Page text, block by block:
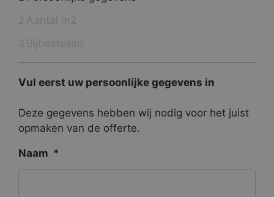
Vul eerst uw persoonlijke gegevens in
Deze gegevens hebben wij nodig voor het juist
opmaken van de offerte.
Naam *